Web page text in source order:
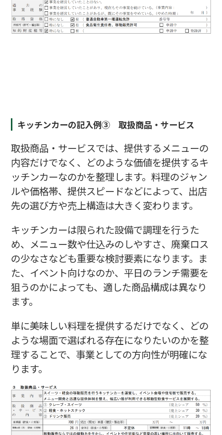
キッチンカーの記入例③ 取扱商品・サービス
取扱商品・サービスでは、提供するメニューの
内容だけでなく、どのような価値を提供するキ
ッチンカーなのかを整理します。料理のジャン
ルや価格帯、提供スピードなどによって、出店
先の選び方や売上構造は大きく変わります。
キッチンカーは限られた設備で調理を行うた
め、メニュー数や仕込みのしやすさ、廃棄ロス
の少なさなども重要な検討要素になります。ま
た、イベント向けなのか、平日のランチ需要を
狙うのかによっても、適した商品構成は異なり
ます。
単に美味しい料理を提供するだけでなく、どの
ような場面で選ばれる存在になりたいのかを整
理することで、事業としての方向性が明確にな
ります。